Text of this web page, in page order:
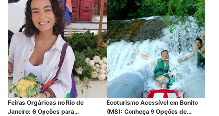
Feiras Orgânicas no Rio de
Janeiro: 6 Opções para
Ecoturismo Acessível em Bonito
(MS): Conheça 9 Opções de